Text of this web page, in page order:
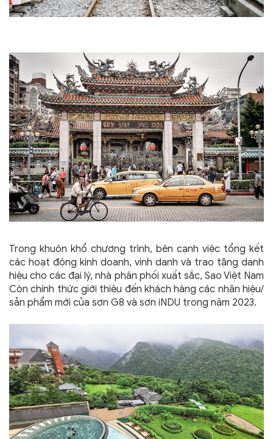
Trong khuôn khổ chương trình, bên cạnh việc tổng kết
các hoạt động kinh doanh, vinh danh và trao tặng danh
hiệu cho các đại lý, nhà phân phối xuất sắc, Sao Việt Nam
Còn chính thức giới thiệu đến khách hàng các nhãn hiệu/
sản phẩm mới của sơn G8 và sơn iNDU trong năm 2023.